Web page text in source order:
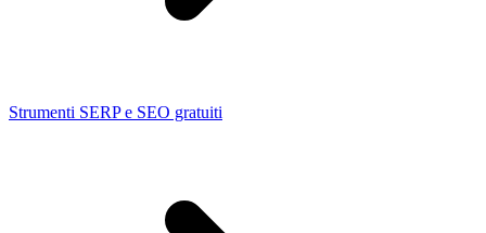
Strumenti SERP e SEO gratuiti